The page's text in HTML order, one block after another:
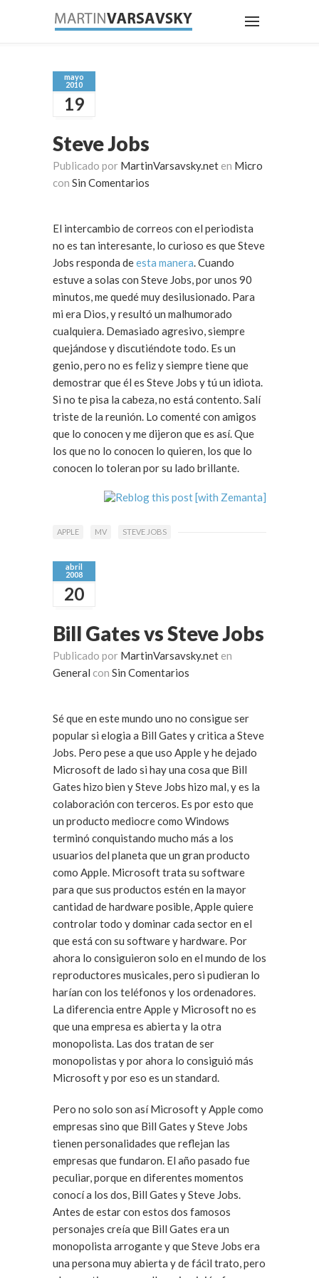
mayo
2010
19
Steve Jobs
Publicado por MartinVarsavsky.net en Micro
con Sin Comentarios
El intercambio de correos con el periodista
no es tan interesante, lo curioso es que Steve
Jobs responda deesta manera. Cuando
estuve a solas con Steve Jobs, por unos 90
minutos, me quedé muy desilusionado. Para
mi era Dios, y resultó un malhumorado
cualquiera. Demasiado agresivo, siempre
quejándose y discutiéndote todo. Es un
genio, pero no es feliz y siempre tiene que
demostrar que él es Steve Jobs y tú un idiota.
Si no te pisa la cabeza, no está contento. Salí
triste de la reunión. Lo comenté con amigos
que lo conocen y me dijeron que es así. Que
los que no lo conocen lo quieren, los que lo
conocen lo toleran por su lado brillante.
APPLE MV STEVE JOBS
abril
2008
20
Bill Gates vs Steve Jobs
Publicado por MartinVarsavsky.net en
General con Sin Comentarios
Sé que en este mundo uno no consigue ser
popular si elogia a Bill Gates y critica a Steve
Jobs. Pero pese a que uso Apple y he dejado
Microsoft de lado si hay una cosa que Bill
Gates hizo bien y Steve Jobs hizo mal, y es la
colaboración con terceros. Es por esto que
un producto mediocre como Windows
terminó conquistando mucho más a los
usuarios del planeta que un gran producto
como Apple. Microsoft trata su software
para que sus productos estén en la mayor
cantidad de hardware posible, Apple quiere
controlar todo y dominar cada sector en el
que está con su software y hardware. Por
ahora lo consiguieron solo en el mundo de los
reproductores musicales, pero si pudieran lo
harían con los teléfonos y los ordenadores.
La diferencia entre Apple y Microsoft no es
que una empresa es abierta y la otra
monopolista. Las dos tratan de ser
monopolistas y por ahora lo consiguió más
Microsoft y por eso es un standard.
Pero no solo son así Microsoft y Apple como
empresas sino que Bill Gates y Steve Jobs
tienen personalidades que reflejan las
empresas que fundaron. El año pasado fue
peculiar, porque en diferentes momentos
conocí a los dos, Bill Gates y Steve Jobs.
Antes de estar con estos dos famosos
personajes creía que Bill Gates era un
monopolista arrogante y que Steve Jobs era
una persona muy abierta y de fácil trato, pero